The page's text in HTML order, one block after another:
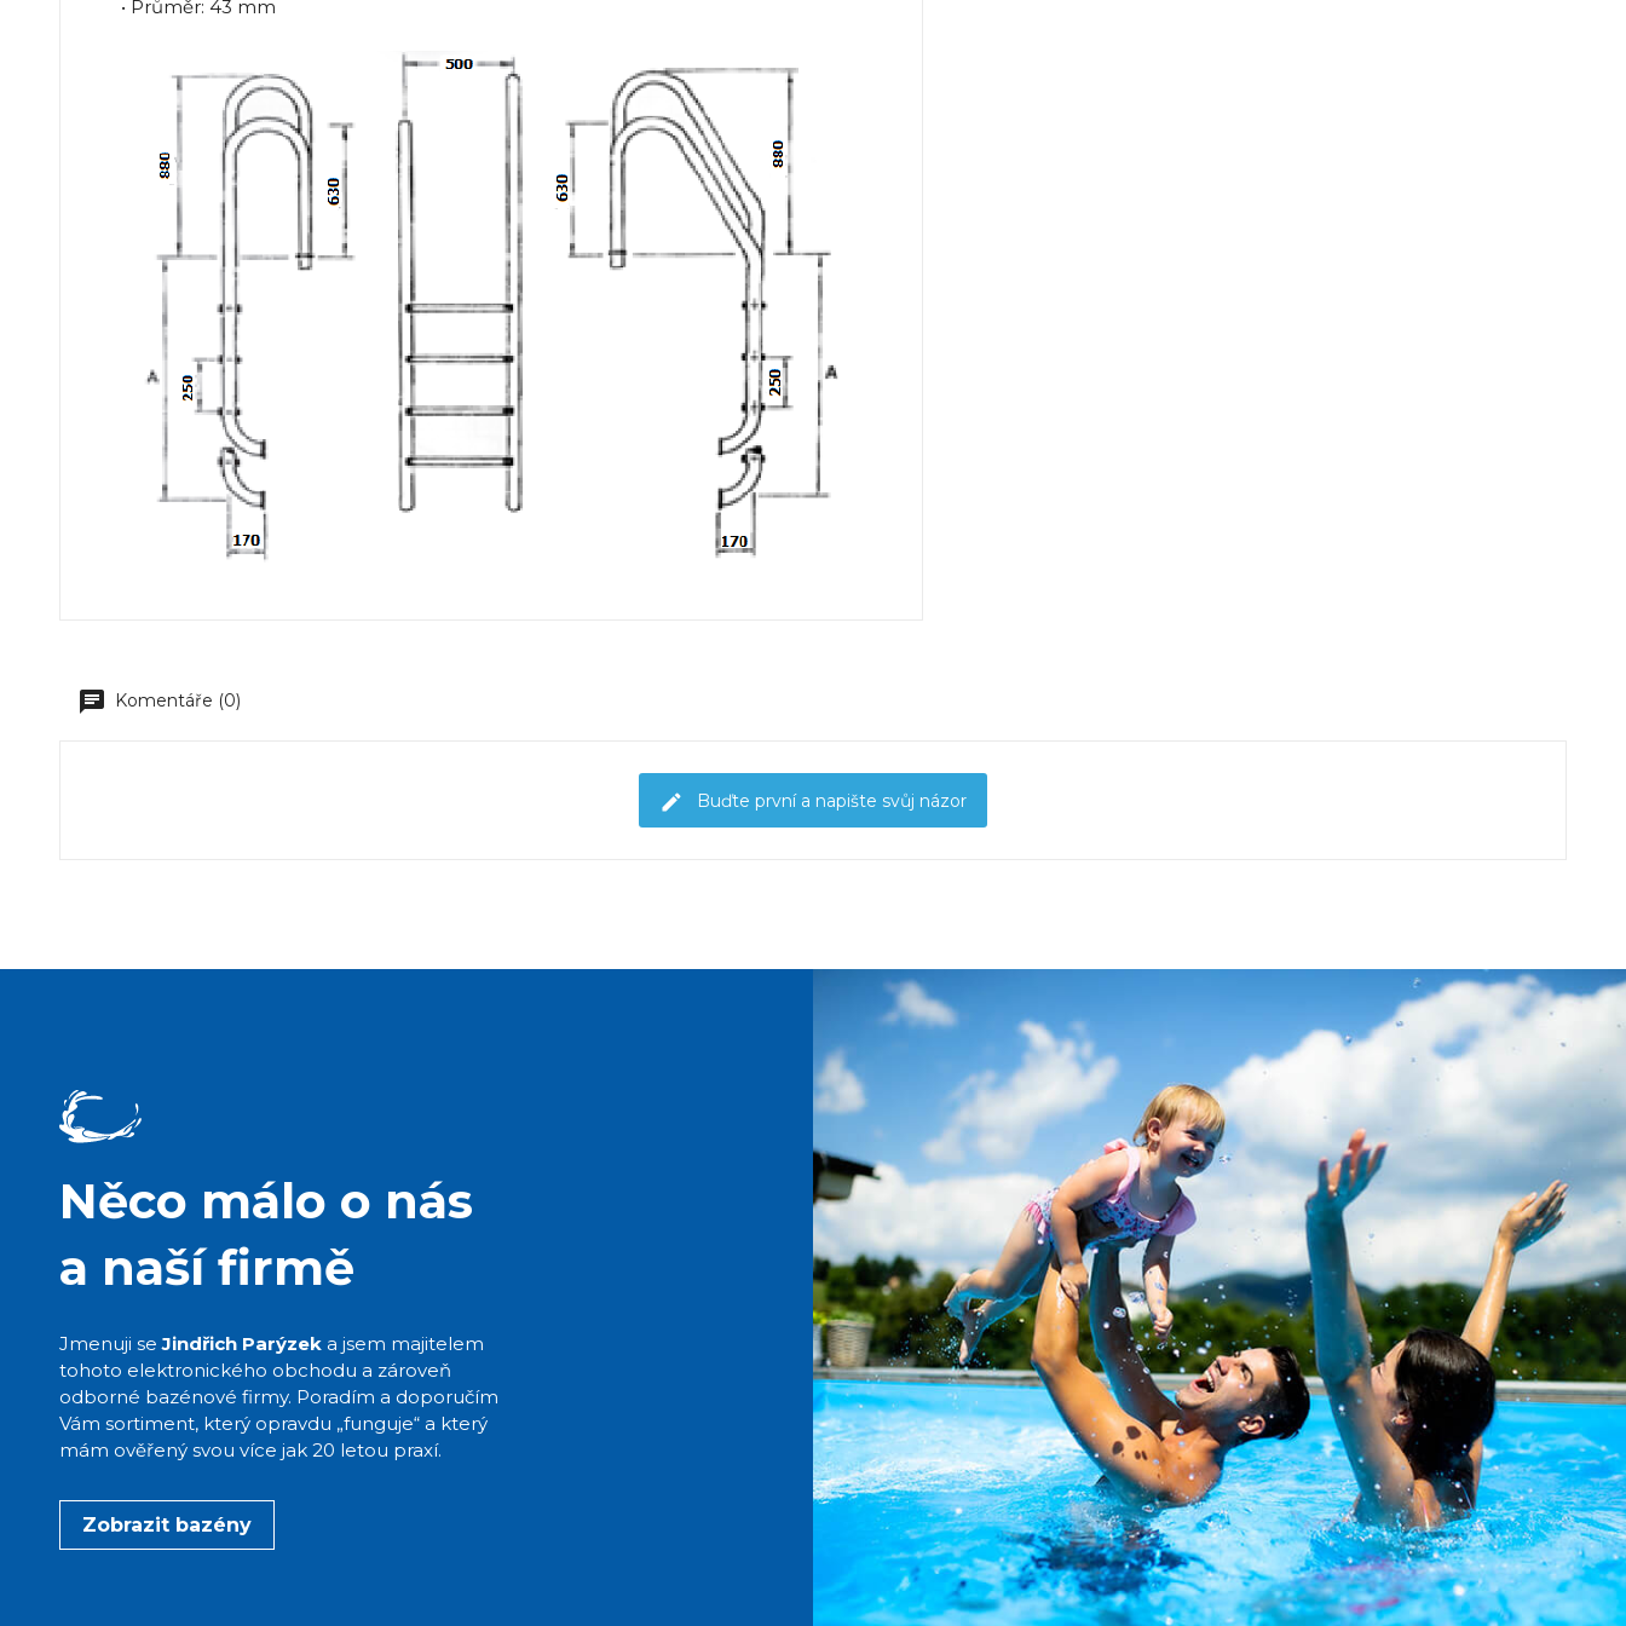
• Průměr: 43 mm
Komentáře (0)
Buďte první a napište svůj názor
Něco málo o nás
a naší firmě
Jmenuji seJindřich Parýzeka jsem majitelem
tohoto elektronického obchodu a zároveň
odborné bazénové firmy. Poradím a doporučím
Vám sortiment, který opravdu „funguje“ a který
mám ověřený svou více jak 20 letou praxí.
Zobrazit bazény